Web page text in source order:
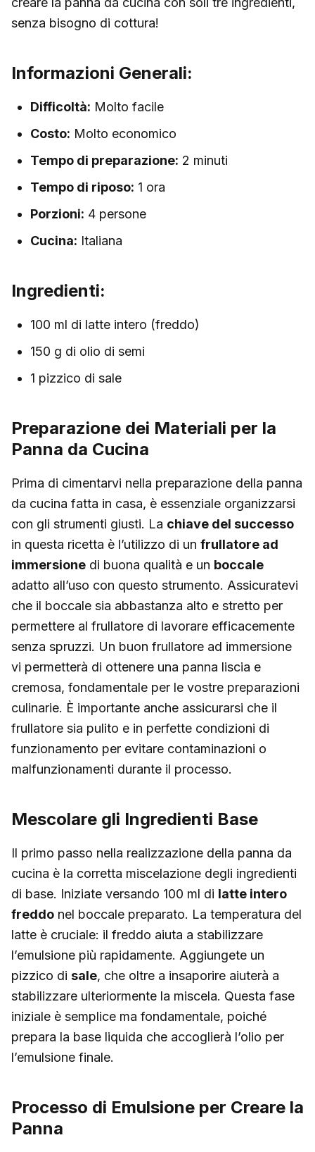
senza bisogno di cottura!
Informazioni Generali:
Difficoltà: Molto facile
Costo: Molto economico
Tempo di preparazione: 2 minuti
Tempo di riposo: 1 ora
Porzioni: 4 persone
Cucina: Italiana
Ingredienti:
100 ml di latte intero (freddo)
150 g di olio di semi
1 pizzico di sale
Preparazione dei Materiali per la
Panna da Cucina
Prima di cimentarvi nella preparazione della panna
da cucina fatta in casa, è essenziale organizzarsi
con gli strumenti giusti. La chiave del successo
in questa ricetta è l’utilizzo di un frullatore ad
immersione di buona qualità e un boccale
adatto all’uso con questo strumento. Assicuratevi
che il boccale sia abbastanza alto e stretto per
permettere al frullatore di lavorare efficacemente
senza spruzzi. Un buon frullatore ad immersione
vi permetterà di ottenere una panna liscia e
cremosa, fondamentale per le vostre preparazioni
culinarie. È importante anche assicurarsi che il
frullatore sia pulito e in perfette condizioni di
funzionamento per evitare contaminazioni o
malfunzionamenti durante il processo.
Mescolare gli Ingredienti Base
Il primo passo nella realizzazione della panna da
cucina è la corretta miscelazione degli ingredienti
di base. Iniziate versando 100 ml di latte intero
freddo nel boccale preparato. La temperatura del
latte è cruciale: il freddo aiuta a stabilizzare
l’emulsione più rapidamente. Aggiungete un
pizzico di sale, che oltre a insaporire aiuterà a
stabilizzare ulteriormente la miscela. Questa fase
iniziale è semplice ma fondamentale, poiché
prepara la base liquida che accoglierà l’olio per
l’emulsione finale.
Processo di Emulsione per Creare la
Panna